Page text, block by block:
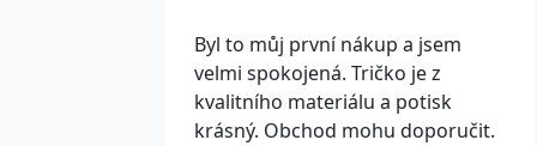
Byl to můj první nákup a jsem
velmi spokojená. Tričko je z
kvalitního materiálu a potisk
krásný. Obchod mohu doporučit.